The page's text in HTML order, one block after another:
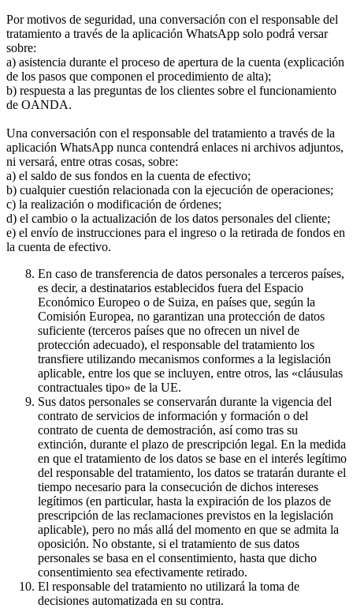
Por motivos de seguridad, una conversación con el responsable del
tratamiento a través de la aplicación WhatsApp solo podrá versar
sobre:
a) asistencia durante el proceso de apertura de la cuenta (explicación
de los pasos que componen el procedimiento de alta);
b) respuesta a las preguntas de los clientes sobre el funcionamiento
de OANDA.
Una conversación con el responsable del tratamiento a través de la
aplicación WhatsApp nunca contendrá enlaces ni archivos adjuntos,
ni versará, entre otras cosas, sobre:
a) el saldo de sus fondos en la cuenta de efectivo;
b) cualquier cuestión relacionada con la ejecución de operaciones;
c) la realización o modificación de órdenes;
d) el cambio o la actualización de los datos personales del cliente;
e) el envío de instrucciones para el ingreso o la retirada de fondos en
la cuenta de efectivo.
En caso de transferencia de datos personales a terceros países,
es decir, a destinatarios establecidos fuera del Espacio
Económico Europeo o de Suiza, en países que, según la
Comisión Europea, no garantizan una protección de datos
suficiente (terceros países que no ofrecen un nivel de
protección adecuado), el responsable del tratamiento los
transfiere utilizando mecanismos conformes a la legislación
aplicable, entre los que se incluyen, entre otros, las «cláusulas
contractuales tipo» de la UE.
Sus datos personales se conservarán durante la vigencia del
contrato de servicios de información y formación o del
contrato de cuenta de demostración, así como tras su
extinción, durante el plazo de prescripción legal. En la medida
en que el tratamiento de los datos se base en el interés legítimo
del responsable del tratamiento, los datos se tratarán durante el
tiempo necesario para la consecución de dichos intereses
legítimos (en particular, hasta la expiración de los plazos de
prescripción de las reclamaciones previstos en la legislación
aplicable), pero no más allá del momento en que se admita la
oposición. No obstante, si el tratamiento de sus datos
personales se basa en el consentimiento, hasta que dicho
consentimiento sea efectivamente retirado.
El responsable del tratamiento no utilizará la toma de
decisiones automatizada en su contra.